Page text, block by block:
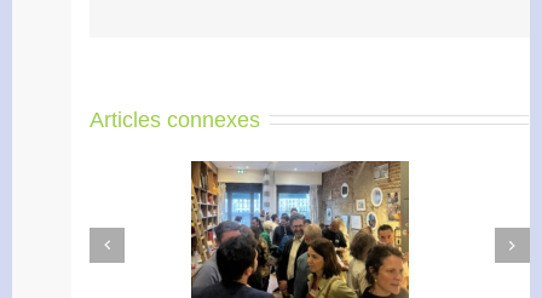
Articles connexes
Accélérateur de
l’engagement
Previous
Next